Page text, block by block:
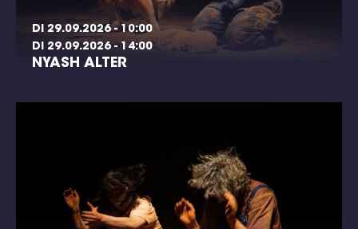
DI 29.09.2026 - 10:00
DI 29.09.2026 - 14:00
NYASH ALTER